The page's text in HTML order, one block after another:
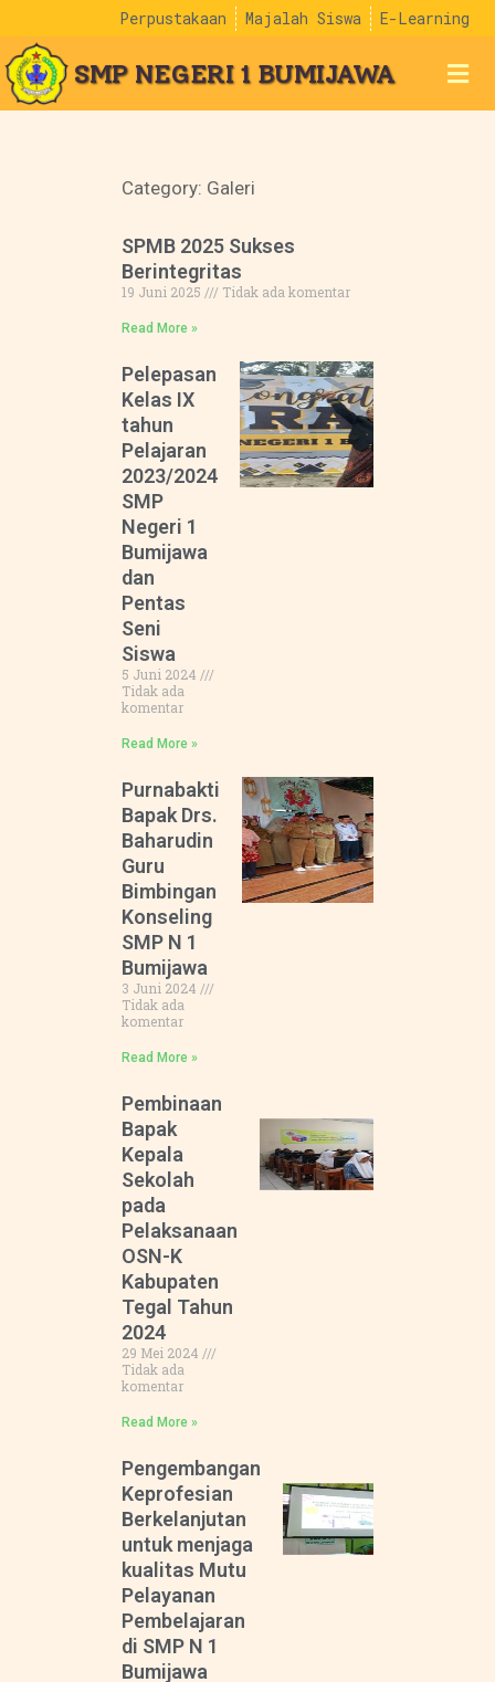
Perpustakaan Majalah Siswa E-Learning
SMP NEGERI 1 BUMIJAWA
Category: Galeri
SPMB 2025 Sukses
Berintegritas
19 Juni 2025 Tidak ada komentar
Read More »
Pelepasan
Kelas IX
tahun
Pelajaran
2023/2024
SMP
Negeri 1
Bumijawa
dan
Pentas
Seni
Siswa
5 Juni 2024
Tidak ada
komentar
Read More »
Purnabakti
Bapak Drs.
Baharudin
Guru
Bimbingan
Konseling
SMP N 1
Bumijawa
3 Juni 2024
Tidak ada
komentar
Read More »
Pembinaan
Bapak
Kepala
Sekolah
pada
Pelaksanaan
OSN-K
Kabupaten
Tegal Tahun
2024
29 Mei 2024
Tidak ada
komentar
Read More »
Pengembangan
Keprofesian
Berkelanjutan
untuk menjaga
kualitas Mutu
Pelayanan
Pembelajaran
di SMP N 1
Bumijawa